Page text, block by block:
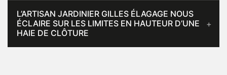
L’ARTISAN JARDINIER GILLES ÉLAGAGE NOUS
ÉCLAIRE SUR LES LIMITES EN HAUTEUR D’UNE
HAIE DE CLÔTURE